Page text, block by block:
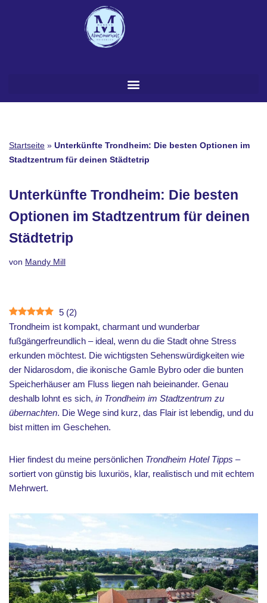
Startseite » Unterkünfte Trondheim: Die besten Optionen im
Stadtzentrum für deinen Städtetrip
Unterkünfte Trondheim: Die besten
Optionen im Stadtzentrum für deinen
Städtetrip
von Mandy Mill
5 (2)
Trondheim ist kompakt, charmant und wunderbar
fußgängerfreundlich – ideal, wenn du die Stadt ohne Stress
erkunden möchtest. Die wichtigsten Sehenswürdigkeiten wie
der Nidarosdom, die ikonische Gamle Bybro oder die bunten
Speicherhäuser am Fluss liegen nah beieinander. Genau
deshalb lohnt es sich, in Trondheim im Stadtzentrum zu
übernachten. Die Wege sind kurz, das Flair ist lebendig, und du
bist mitten im Geschehen.
Hier findest du meine persönlichen Trondheim Hotel Tipps –
sortiert von günstig bis luxuriös, klar, realistisch und mit echtem
Mehrwert.